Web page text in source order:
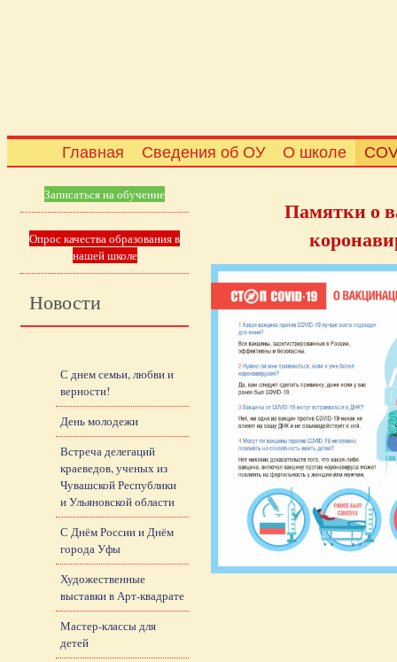
Главная Сведения об ОУ О школе
Памятки о
Записаться на обучение
Опрос качества образования в
нашей школе
Новости
С днем семьи, любви и
верности!
День молодежи
Встреча делегаций
краеведов, ученых из
Чувашской Республики
и Ульяновской области
С Днём России и Днём
города Уфы
Художественные
выставки в Арт-квадрате
Мастер-классы для
детей